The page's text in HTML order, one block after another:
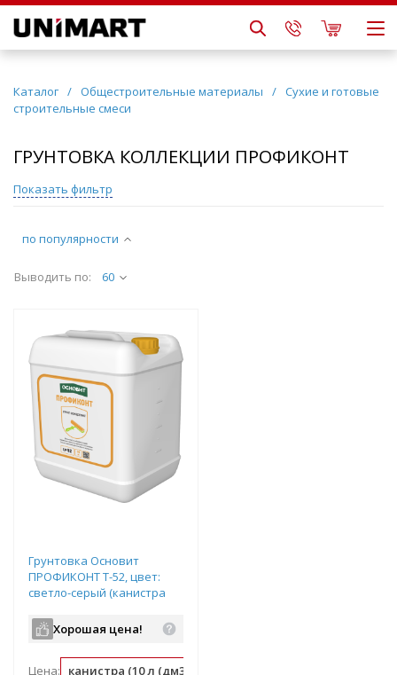
Каталог / Общестроительные материалы / Сухие и готовые
строительные смеси
ГРУНТОВКА КОЛЛЕКЦИИ ПРОФИКОНТ
по популярности
Выводить по: 60
Грунтовка Основит
ПРОФИКОНТ Т-52, цвет:
светло-серый (канистра
Хорошая цена!
Цена: канистра (10 л (дм3))
Показать фильтр